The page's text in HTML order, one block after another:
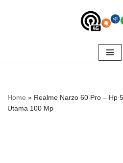
Home » Realme Narzo 60 Pro – Hp
Utama 100 Mp